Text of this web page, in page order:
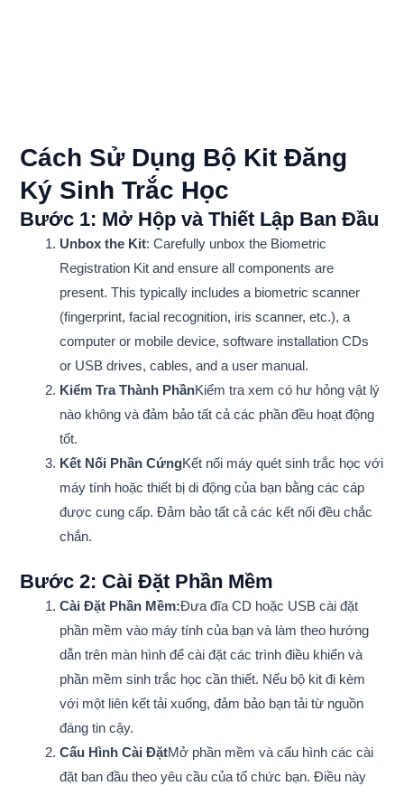
Cách Sử Dụng Bộ Kit Đăng
Ký Sinh Trắc Học
Bước 1: Mở Hộp và Thiết Lập Ban Đầu
Unbox the Kit: Carefully unbox the Biometric
Registration Kit and ensure all components are
present. This typically includes a biometric scanner
(fingerprint, facial recognition, iris scanner, etc.), a
computer or mobile device, software installation CDs
or USB drives, cables, and a user manual.
Kiểm Tra Thành PhầnKiểm tra xem có hư hỏng vật lý
nào không và đảm bảo tất cả các phần đều hoạt động
tốt.
Kết Nối Phần CứngKết nối máy quét sinh trắc học với
máy tính hoặc thiết bị di động của bạn bằng các cáp
được cung cấp. Đảm bảo tất cả các kết nối đều chắc
chắn.
Bước 2: Cài Đặt Phần Mềm
Cài Đặt Phần Mềm:Đưa đĩa CD hoặc USB cài đặt
phần mềm vào máy tính của bạn và làm theo hướng
dẫn trên màn hình để cài đặt các trình điều khiển và
phần mềm sinh trắc học cần thiết. Nếu bộ kit đi kèm
với một liên kết tải xuống, đảm bảo bạn tải từ nguồn
đáng tin cậy.
Cấu Hình Cài ĐặtMở phần mềm và cấu hình các cài
đặt ban đầu theo yêu cầu của tổ chức bạn. Điều này